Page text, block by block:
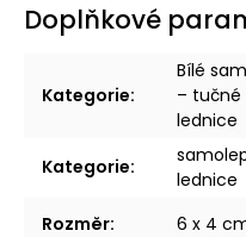
Doplňkové
Kategorie:
Bílé
– tučné
lednice
Kategorie:
lednice
Rozměr: 6 x 4